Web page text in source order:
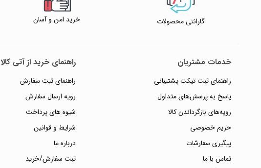
گارانتی محصولات خرید امن و آسان
خدمات مشتریان
راهنمای ثبت تیکت پشتیبانی
پاسخ به پرسش‌های متداول
رویه‌های بازگرداندن کالا
حریم خصوصی
پیگیری سفارشات
تماس با ما
راهنمای خرید از آتی کالا
راهنمای ثبت سفارش
رویه ارسال سفارش
شیوه های پرداخت
شرایط و قوانین
درباره ما
ثبت سفارش/خرید